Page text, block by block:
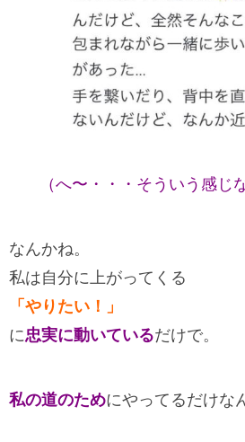
（へ〜・・・そういう感じ
なんかね。
私は自分に上がってくる
「やりたい！」
に忠実に動いているだけで。
私の道のためにやってるだけな